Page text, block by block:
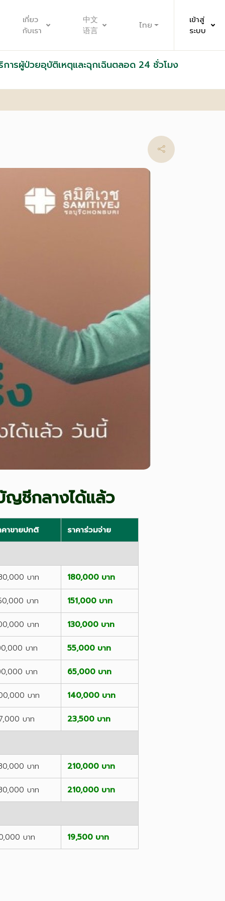
เกี่ยว
กับเรา
中文
语言
ไทย
เข้าสู่
ระบบ
การผู้ป่วยอุบัติเหตุและฉุกเฉินตลอด 24 ชั่วโมง
ญชีกลางได้แล้ว
คาขายปกติ ราคาร่วมจ่าย
บาท 180,000 บาท
บาท 151,000 บาท
บาท 130,000 บาท
บาท 55,000 บาท
บาท 65,000 บาท
บาท 140,000 บาท
บาท 23,500 บาท
บาท 210,000 บาท
บาท 210,000 บาท
บาท 19,500 บาท